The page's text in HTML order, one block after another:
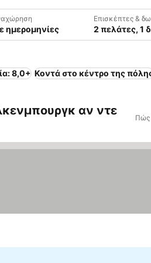
ημερομηνίες
Επισκέπτες &
2 πελάτες, 1
8,0+ Κοντά στο κέντρο της
αν ντε
Πώς